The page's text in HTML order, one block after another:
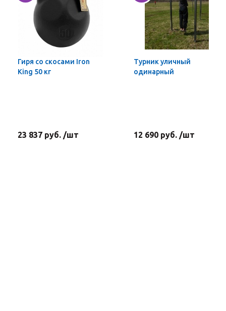
Гиря со скосами Iron
King 50 кг
23 837 руб. /шт
Турник уличный
одинарный
12 690 руб. /шт